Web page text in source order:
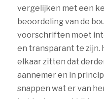
vergelijken met een
beoordeling van de
voorschriften moet
en transparant te zijn.
elkaar zitten dat
aannemer en in
snappen wat er van